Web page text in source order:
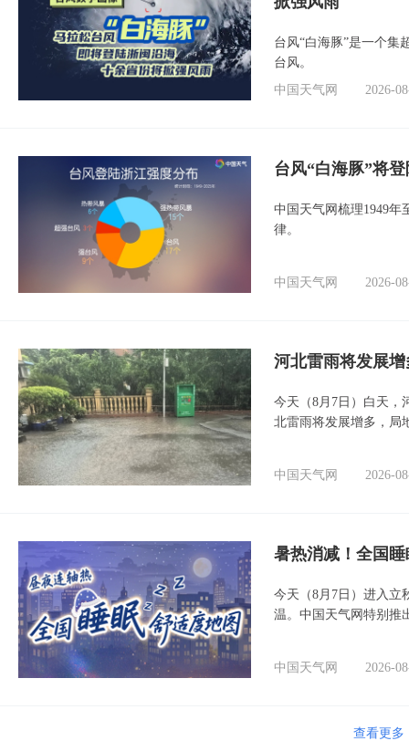
台风“白海豚”是一个集
台风。
中国天气网
2026-
台风“白海豚”将
中国天气网梳理1949年
律。
中国天气网 2026-
河北雷雨将发展
今天（8月7日）白天，
北雷雨将发展增多，局
中国天气网 2026-
暑热消减！全国
今天（8月7日）进入立
温。中国天气网特别推
中国天气网 2026-
查看更多